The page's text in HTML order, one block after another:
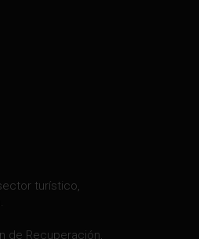
turístico,
de Recuperación,